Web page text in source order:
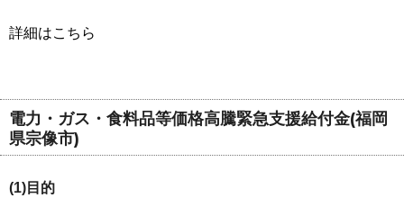
詳細はこちら
電力・ガス・食料品等価格高騰緊急支援給付金(福岡
県宗像市)
(1)目的